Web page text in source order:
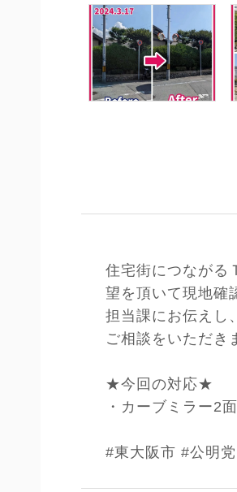
住宅街につながる
望を頂いて現地確
担当課にお伝えし
ご相談をいただき
★今回の対応★
・カーブミラー2
#東大阪市 #公明党